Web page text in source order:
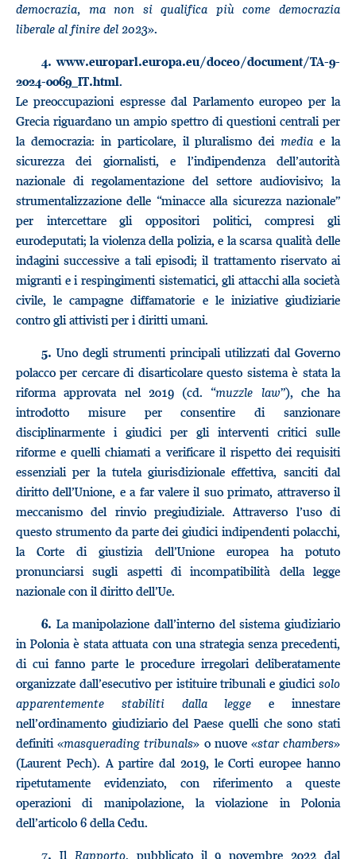
democrazia, ma non si qualifica più come democrazia
liberale al finire del 2023».
4. www.europarl.europa.eu/doceo/document/TA-9-
2024-0069_IT.html.
Le preoccupazioni espresse dal Parlamento europeo per la
Grecia riguardano un ampio spettro di questioni centrali per
la democrazia: in particolare, il pluralismo deimediae la
sicurezza dei giornalisti, e l’indipendenza dell’autorità
nazionale di regolamentazione del settore audiovisivo; la
strumentalizzazione delle “minacce alla sicurezza nazionale”
per intercettare gli oppositori politici, compresi gli
eurodeputati; la violenza della polizia, e la scarsa qualità delle
indagini successive a tali episodi; il trattamento riservato ai
migranti e i respingimenti sistematici, gli attacchi alla società
civile, le campagne diffamatorie e le iniziative giudiziarie
contro gli attivisti per i diritti umani.
5. Uno degli strumenti principali utilizzati dal Governo
polacco per cercare di disarticolare questo sistema è stata la
riforma approvata nel 2019 (cd. “muzzle law”), che ha
introdotto misure per consentire di sanzionare
disciplinarmente i giudici per gli interventi critici sulle
riforme e quelli chiamati a verificare il rispetto dei requisiti
essenziali per la tutela giurisdizionale effettiva, sanciti dal
diritto dell’Unione, e a far valere il suo primato, attraverso il
meccanismo del rinvio pregiudiziale. Attraverso l’uso di
questo strumento da parte dei giudici indipendenti polacchi,
la Corte di giustizia dell’Unione europea ha potuto
pronunciarsi sugli aspetti di incompatibilità della legge
nazionale con il diritto dell’Ue.
6. La manipolazione dall’interno del sistema giudiziario
in Polonia è stata attuata con una strategia senza precedenti,
di cui fanno parte le procedure irregolari deliberatamente
organizzate dall’esecutivo per istituire tribunali e giudicisolo
apparentemente stabiliti dalla leggee innestare
nell’ordinamento giudiziario del Paese quelli che sono stati
definiti «masquerading tribunals» o nuove «star chambers»
(Laurent Pech). A partire dal 2019, le Corti europee hanno
ripetutamente evidenziato, con riferimento a queste
operazioni di manipolazione, la violazione in Polonia
dell’articolo 6 della Cedu.
7. IlRapporto, pubblicato il 9 novembre 2022 dal